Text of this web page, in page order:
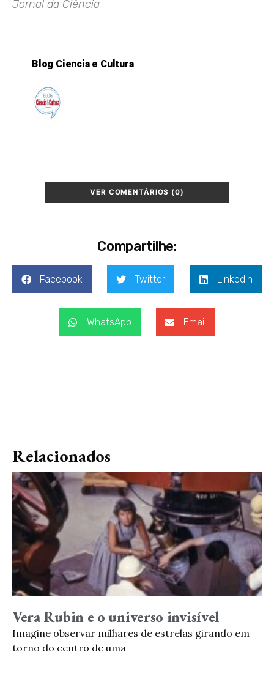
Jornal da Ciência
Blog Ciencia e Cultura
VER COMENTÁRIOS (0)
Compartilhe:
Facebook Twitter LinkedIn
WhatsApp Email
Relacionados
Vera Rubin e o universo invisível
Imagine observar milhares de estrelas girando em
torno do centro de uma